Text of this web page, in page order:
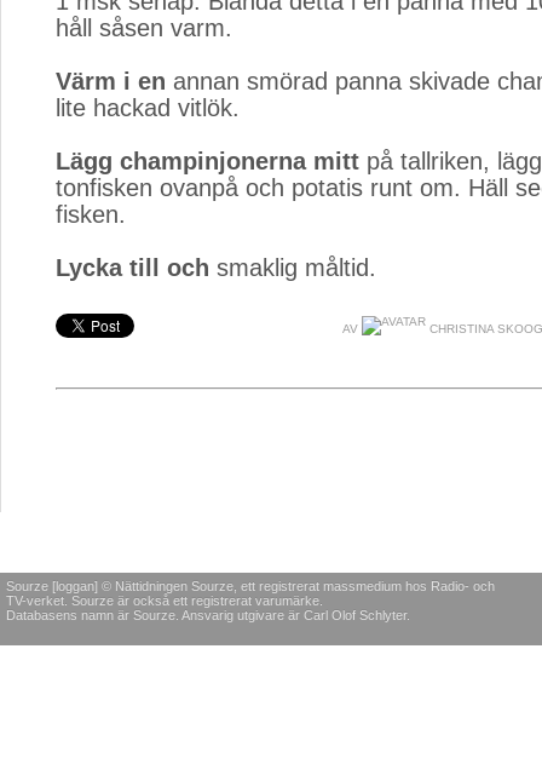
håll såsen varm.
Värm i en annan smörad panna skivade
lite hackad vitlök.
Lägg champinjonerna mitt på tallriken,
tonfisken ovanpå och potatis runt om. Häll
fisken.
Lycka till och smaklig måltid.
AV CHRISTINA
Sourze [loggan] © Nättidningen Sourze, ett registrerat massmedium hos Radio- och
TV-verket. Sourze är också ett registrerat varumärke.
Databasens namn är Sourze. Ansvarig utgivare är Carl Olof Schlyter.